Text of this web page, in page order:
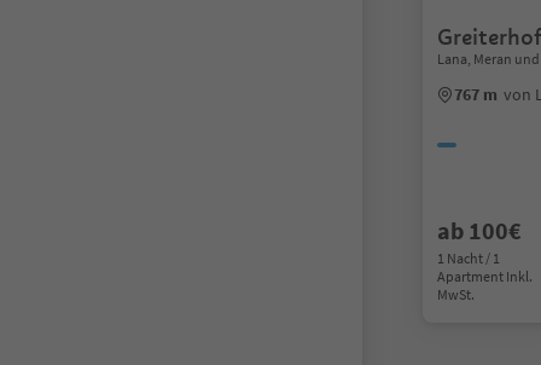
Greiterhof
Lana, Meran
767 m von
ab 100€
1 Nacht / 1
Apartment Inkl.
MwSt.